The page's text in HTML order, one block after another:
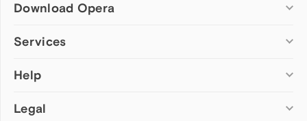
Download Opera
Computer browsers
Opera for Mac
Opera beta version
Services
Add-ons
Wallpapers
Help
Help & support
Legal